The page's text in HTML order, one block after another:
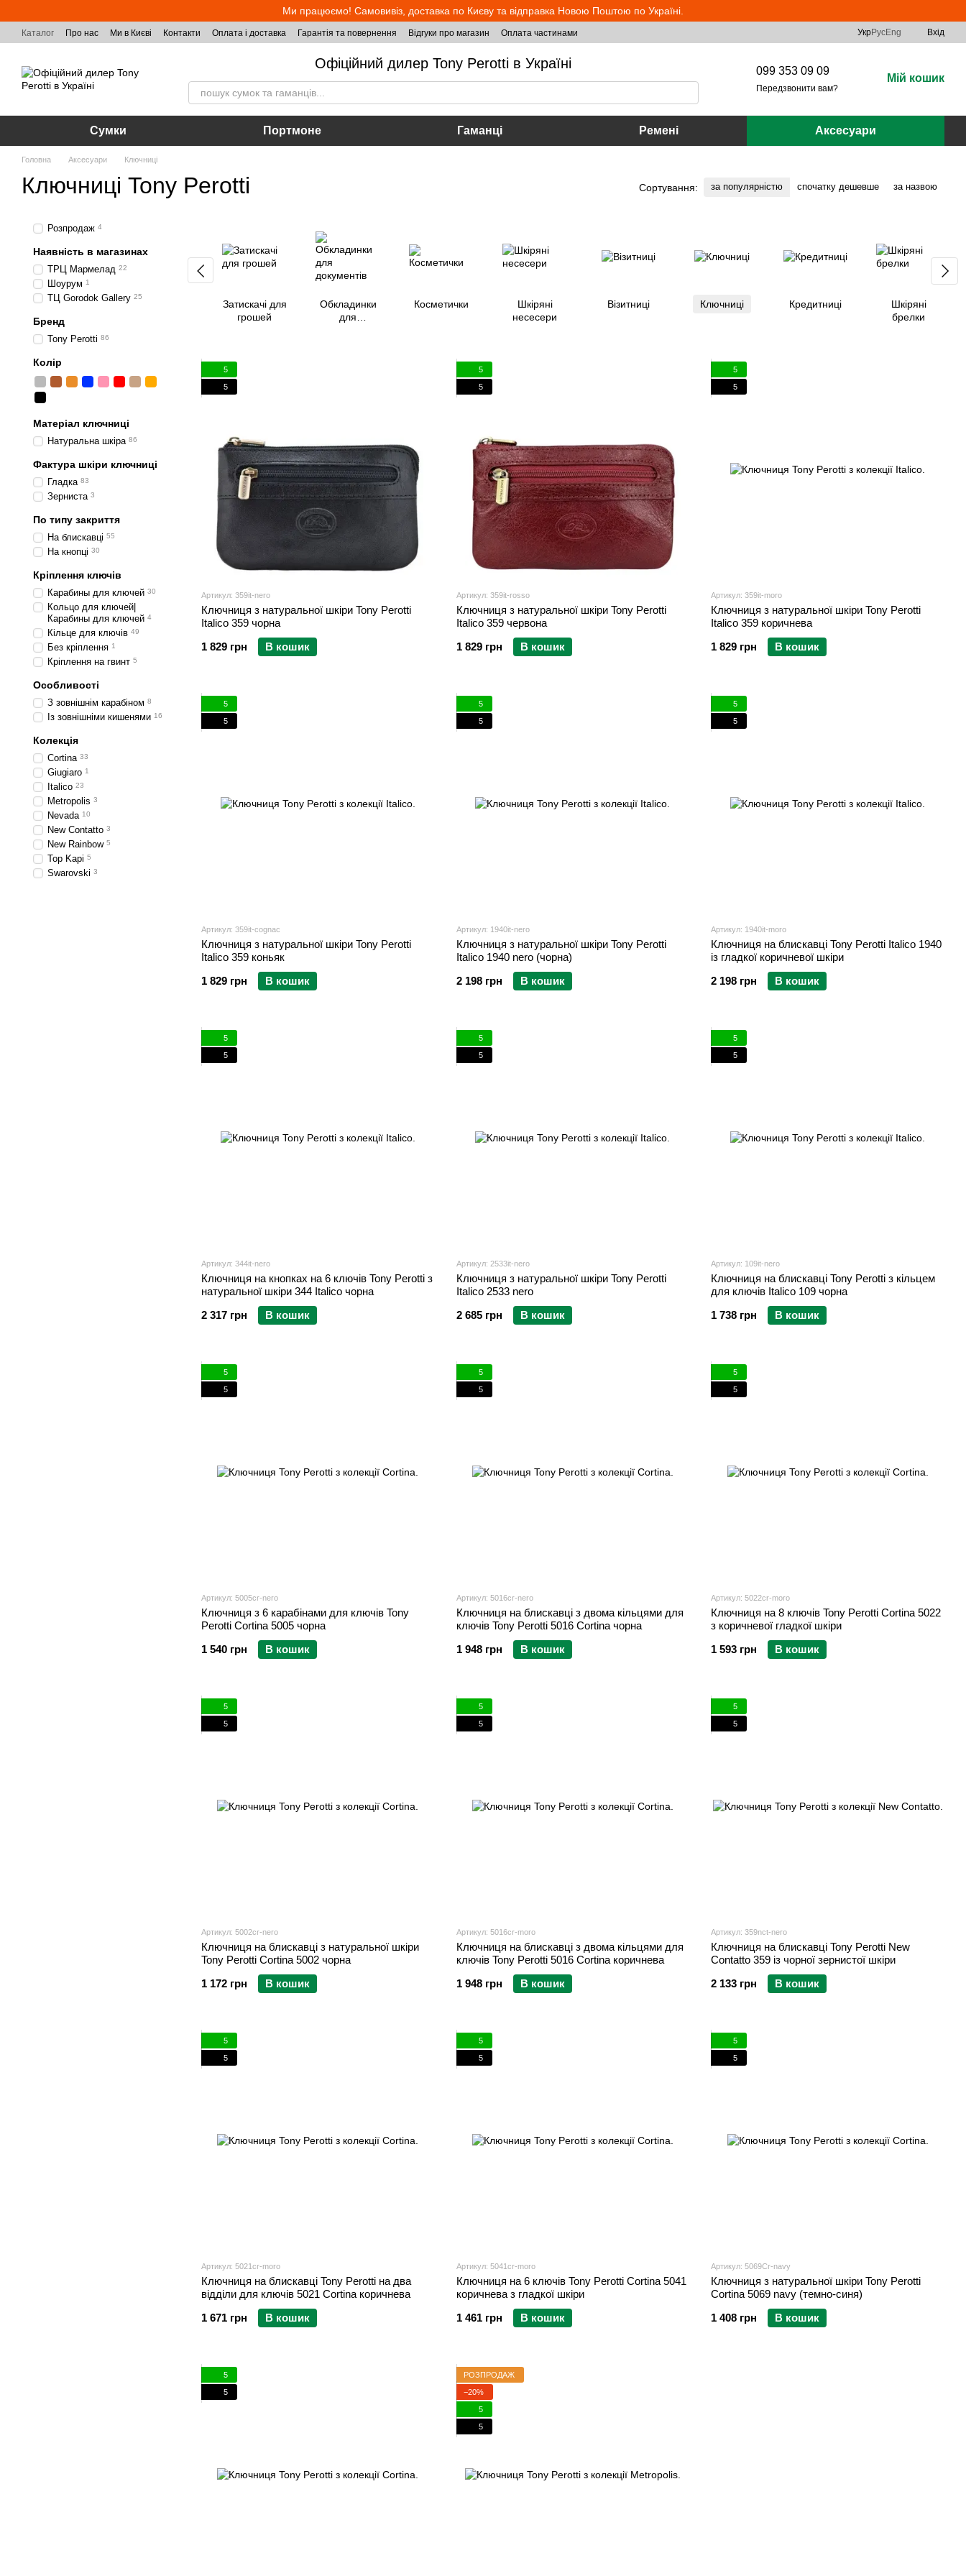
Ми працюємо! Самовивіз, доставка по Києву та відправка Новою Поштою по Україні.
Каталог Про нас Ми в Києві Контакти Оплата і доставка Гарантія та повернення Відгуки про магазин Оплата частинами УкрРусEng Вхід
Офіційний дилер Tony Perotti в Україні 099 353 09 09
Передзвонити вам?
Мій кошик
Сумки Портмоне Гаманці Ремені Аксесуари
Головна Аксесуари Ключниці
Ключниці Tony Perotti Сортування: за популярністю спочатку дешевше за назвою
Затискачі для
грошей
Обкладинки
для
Косметички
Шкіряні
несесери
Візитниці Ключниці Кредитниці
Шкіряні
брелки
5
5
Артикул: 359it-nero
Ключниця з натуральної шкіри Tony Perotti
Italico 359 чорна
1 829 грн
В кошик
5
5
Артикул: 359it-rosso
Ключниця з натуральної шкіри Tony Perotti
Italico 359 червона
1 829 грн
В кошик
5
5
Артикул: 359it-moro
Ключниця з натуральної шкіри Tony Perotti
Italico 359 коричнева
1 829 грн
В кошик
5
5
Артикул: 359it-cognac
Ключниця з натуральної шкіри Tony Perotti
Italico 359 коньяк
1 829 грн
В кошик
5
5
Артикул: 1940it-nero
Ключниця з натуральної шкіри Tony Perotti
Italico 1940 nero (чорна)
2 198 грн
В кошик
5
5
Артикул: 1940it-moro
Ключниця на блискавці Tony Perotti Italico 1940
із гладкої коричневої шкіри
2 198 грн
В кошик
5
5
Артикул: 344it-nero
Ключниця на кнопках на 6 ключів Tony Perotti з
натуральної шкіри 344 Italico чорна
2 317 грн
В кошик
5
5
Артикул: 2533it-nero
Ключниця з натуральної шкіри Tony Perotti
Italico 2533 nero
2 685 грн
В кошик
5
5
Артикул: 109it-nero
Ключниця на блискавці Tony Perotti з кільцем
для ключів Italico 109 чорна
1 738 грн
В кошик
5
5
Артикул: 5005cr-nero
Ключниця з 6 карабінами для ключів Tony
Perotti Cortina 5005 чорна
1 540 грн
В кошик
5
5
Артикул: 5016cr-nero
Ключниця на блискавці з двома кільцями для
ключів Tony Perotti 5016 Cortina чорна
1 948 грн
В кошик
5
5
Артикул: 5022cr-moro
Ключниця на 8 ключів Tony Perotti Cortina 5022
з коричневої гладкої шкіри
1 593 грн
В кошик
5
5
Артикул: 5002cr-nero
Ключниця на блискавці з натуральної шкіри
Tony Perotti Cortina 5002 чорна
1 172 грн
В кошик
5
5
Артикул: 5016cr-moro
Ключниця на блискавці з двома кільцями для
ключів Tony Perotti 5016 Cortina коричнева
1 948 грн
В кошик
5
5
Артикул: 359nct-nero
Ключниця на блискавці Tony Perotti New
Contatto 359 із чорної зернистої шкіри
2 133 грн
В кошик
5
5
Артикул: 5021cr-moro
Ключниця на блискавці Tony Perotti на два
відділи для ключів 5021 Cortina коричнева
1 671 грн
В кошик
5
5
Артикул: 5041cr-moro
Ключниця на 6 ключів Tony Perotti Cortina 5041
коричнева з гладкої шкіри
1 461 грн
В кошик
5
5
Артикул: 5069Cr-navy
Ключниця з натуральної шкіри Tony Perotti
Cortina 5069 navy (темно-синя)
1 408 грн
В кошик
5
5
РОЗПРОДАЖ
−20%
5
5
Розпродаж 4
Наявність в магазинах
ТРЦ Мармелад 22
Шоурум 1
ТЦ Gorodok Gallery 25
Бренд
Tony Perotti 86
Колір
Матеріал ключниці
Натуральна шкіра 86
Фактура шкіри ключниці
Гладка 83
Зерниста 3
По типу закриття
На блискавці 55
На кнопці 30
Кріплення ключів
Карабины для ключей 30
Кольцо для ключей|
Карабины для ключей 4
Кільце для ключів 49
Без кріплення 1
Кріплення на гвинт 5
Особливості
З зовнішнім карабіном 8
Із зовнішніми кишенями 16
Колекція
Cortina 33
Giugiaro 1
Italico 23
Metropolis 3
Nevada 10
New Contatto 3
New Rainbow 5
Top Kapi 5
Swarovski 3